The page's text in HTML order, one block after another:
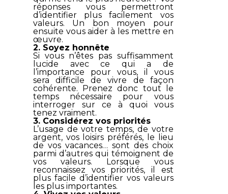
réponses vous permettront
d’identifier plus facilement vos
valeurs. Un bon moyen pour
ensuite vous aider à les mettre en
œuvre.
2. Soyez honnête
Si vous n’êtes pas suffisamment
lucide avec ce qui a de
l’importance pour vous, il vous
sera difficile de vivre de façon
cohérente. Prenez donc tout le
temps nécessaire pour vous
interroger sur ce à quoi vous
tenez vraiment.
3. Considérez vos priorités
L’usage de votre temps, de votre
argent, vos loisirs préférés, le lieu
de vos vacances… sont des choix
parmi d’autres qui témoignent de
vos valeurs. Lorsque vous
reconnaissez vos priorités, il est
plus facile d’identifier vos valeurs
les plus importantes.